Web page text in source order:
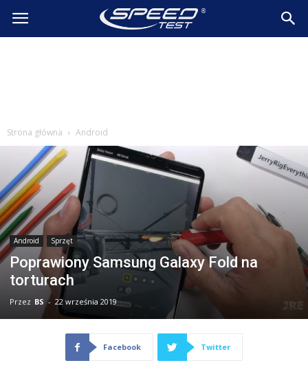
SpeedTest.pl
Strona główna Android
Android Sprzęt
Poprawiony Samsung Galaxy Fold na
torturach
Przez BS - 22 września 2019
Facebook Twitter